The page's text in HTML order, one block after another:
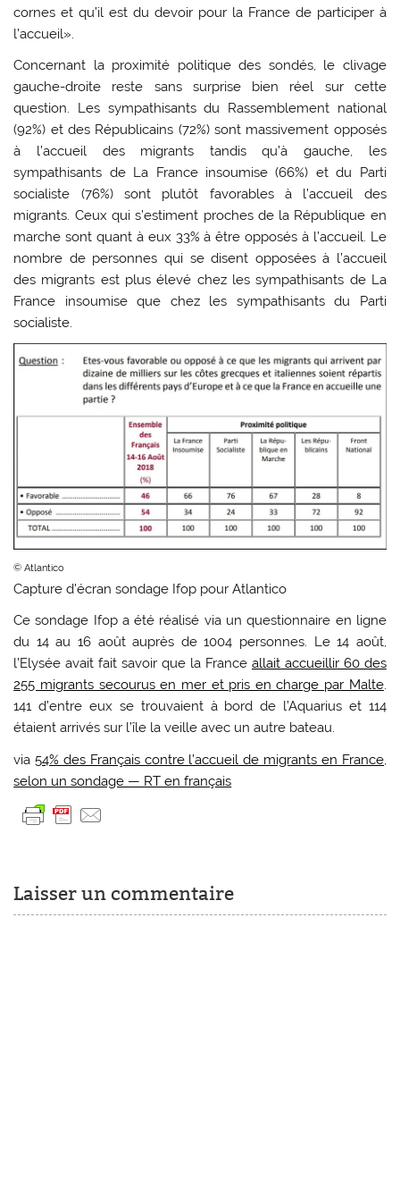
cornes et qu’il est du devoir pour la France de participer à
l’accueil».
Concernant la proximité politique des sondés, le clivage
gauche-droite reste sans surprise bien réel sur cette
question. Les sympathisants du Rassemblement national
(92%) et des Républicains (72%) sont massivement opposés
à l’accueil des migrants tandis qu’à gauche, les
sympathisants de La France insoumise (66%) et du Parti
socialiste (76%) sont plutôt favorables à l’accueil des
migrants. Ceux qui s’estiment proches de la République en
marche sont quant à eux 33% à être opposés à l’accueil. Le
nombre de personnes qui se disent opposées à l’accueil
des migrants est plus élevé chez les sympathisants de La
France insoumise que chez les sympathisants du Parti
socialiste.
© Atlantico
Capture d’écran sondage Ifop pour Atlantico
Ce sondage Ifop a été réalisé via un questionnaire en ligne
du 14 au 16 août auprès de 1004 personnes. Le 14 août,
l’Elysée avait fait savoir que la France allait accueillir 60 des
255 migrants secourus en mer et pris en charge par Malte.
141 d’entre eux se trouvaient à bord de l’Aquarius et 114
étaient arrivés sur l’île la veille avec un autre bateau.
via54% des Français contre l’accueil de migrants en France,
selon un sondage — RT en français
Laisser un commentaire